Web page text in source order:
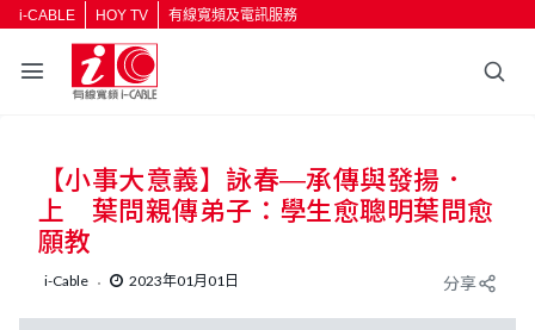
i-CABLE HOY TV 有線寬頻及電訊服務
返回
按輸入鍵開始搜尋
【小事大意義】詠春—承傳與發揚．
上 葉問親傳弟子：學生愈聰明葉問愈
願教
i-Cable 2023年01月01日 分享